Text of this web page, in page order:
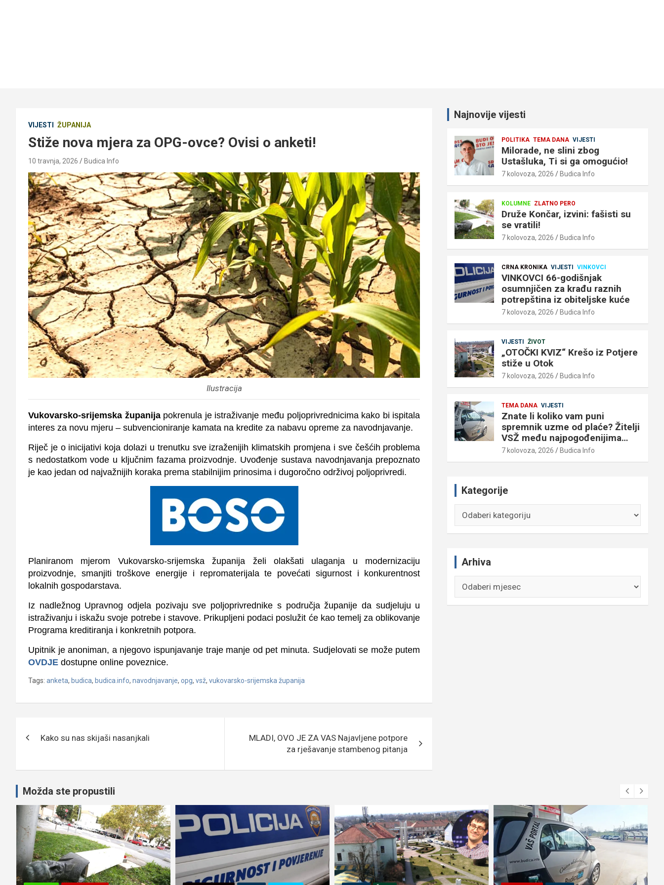
VIJESTI ŽUPANIJA
Stiže nova mjera za OPG-ovce? Ovisi o anketi!
10 travnja, 2026 Budica Info
Ilustracija
Vukovarsko-srijemska županijapokrenula je istraživanje među poljoprivrednicima kako bi ispitala
interes za novu mjeru – subvencioniranje kamata na kredite za nabavu opreme za navodnjavanje.
Riječ je o inicijativi koja dolazi u trenutku sve izraženijih klimatskih promjena i sve češćih problema
s nedostatkom vode u ključnim fazama proizvodnje. Uvođenje sustava navodnjavanja prepoznato
je kao jedan od najvažnijih koraka prema stabilnijim prinosima i dugoročno održivoj poljoprivredi.
Planiranom mjerom Vukovarsko-srijemska županija želi olakšati ulaganja u modernizaciju
proizvodnje, smanjiti troškove energije i repromaterijala te povećati sigurnost i konkurentnost
lokalnih gospodarstava.
Iz nadležnog Upravnog odjela pozivaju sve poljoprivrednike s područja županije da sudjeluju u
istraživanju i iskažu svoje potrebe i stavove. Prikupljeni podaci poslužit će kao temelj za oblikovanje
Programa kreditiranja i konkretnih potpora.
Upitnik je anoniman, a njegovo ispunjavanje traje manje od pet minuta. Sudjelovati se može putem
OVDJE dostupne online poveznice.
Tags: anketa, budica, budica.info, navodnjavanje, opg, vsž, vukovarsko-srijemska županija
objava
Kako su nas skijaši nasanjkali
MLADI, OVO JE ZA VAS Najavljene potpore
za rješavanje stambenog pitanja
Najnovije vijesti
POLITIKA TEMA DANA VIJESTI
Milorade, ne slini zbog
Ustašluka, Ti si ga omogućio!
7 kolovoza, 2026 Budica Info
KOLUMNE ZLATNO PERO
Druže Končar, izvini: fašisti su
se vratili!
7 kolovoza, 2026 Budica Info
CRNA KRONIKA VIJESTI VINKOVCI
VINKOVCI 66-godišnjak
osumnjičen za krađu raznih
potrepština iz obiteljske kuće
7 kolovoza, 2026 Budica Info
VIJESTI ŽIVOT
„OTOČKI KVIZ“ Krešo iz Potjere
stiže u Otok
7 kolovoza, 2026 Budica Info
TEMA DANA VIJESTI
Znate li koliko vam puni
spremnik uzme od plaće? Žitelji
VSŽ među najpogođenijima…
7 kolovoza, 2026 Budica Info
Kategorije
Arhiva
Možda ste propustili